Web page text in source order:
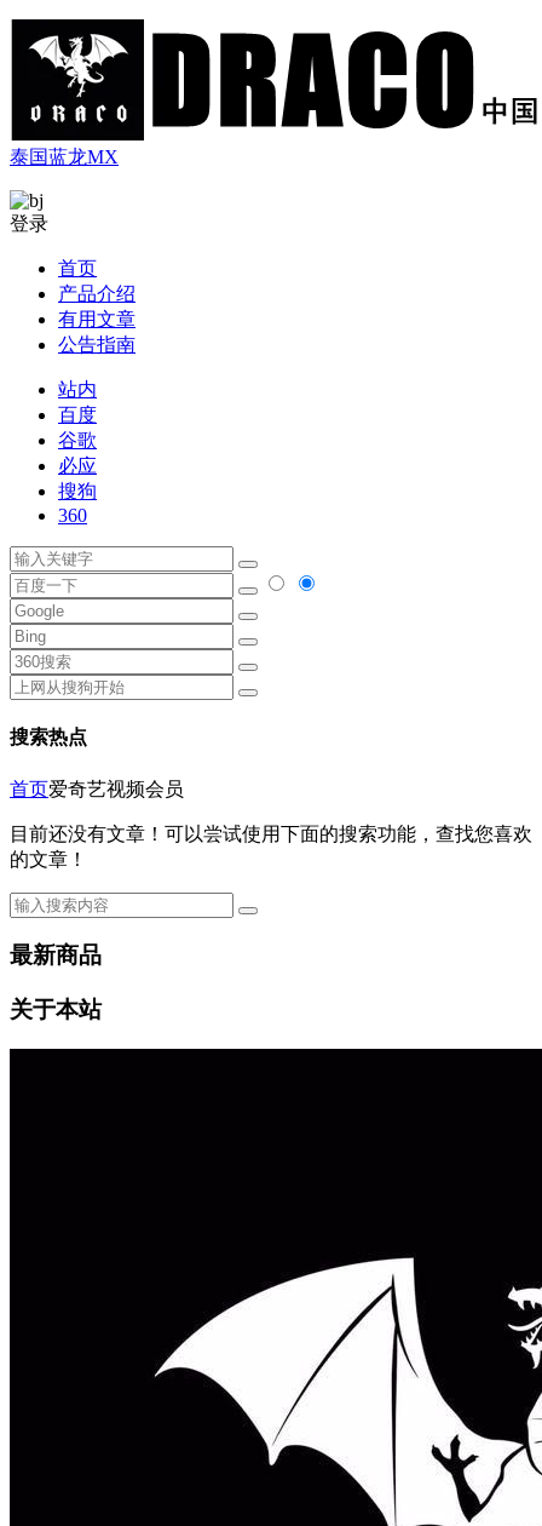
泰国蓝龙MX
登录
首页
产品介绍
有用文章
公告指南
站内
百度
谷歌
必应
搜狗
360
搜索热点
首页爱奇艺视频会员
目前还没有文章！可以尝试使用下面的搜索功能，查找您喜欢
的文章！
最新商品
关于本站